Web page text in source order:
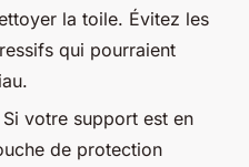
la toile. Évitez les
qui pourraient
Si votre support est en
de protection